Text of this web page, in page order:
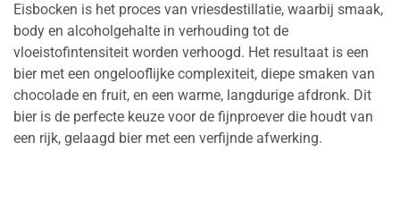
Eisbocken is het proces van vriesdestillatie, waarbij smaak,
body en alcoholgehalte in verhouding tot de
vloeistofintensiteit worden verhoogd. Het resultaat is een
bier met een ongelooflijke complexiteit, diepe smaken van
chocolade en fruit, en een warme, langdurige afdronk. Dit
bier is de perfecte keuze voor de fijnproever die houdt van
een rijk, gelaagd bier met een verfijnde afwerking.